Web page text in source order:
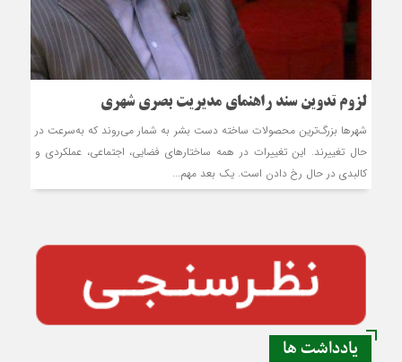
لزوم تدوين سند راهنماي مديريت بصري شهري
شهرها بزرگ‌ترين محصولات ساخته دست بشر به شمار مي‌روند که به‌سرعت در
حال تغييرند. اين تغييرات در همه ساختارهاي فضايي، اجتماعي، عملکردي و
کالبدي در حال رخ دادن است. يک بعد مهم...
یادداشت ها